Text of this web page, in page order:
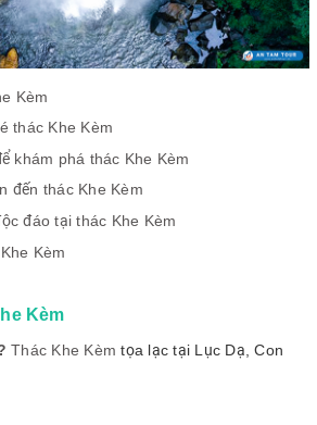
Kèm
thác Khe Kèm
khám phá thác Khe Kèm
đến thác Khe Kèm
đáo tại thác Khe Kèm
Kèm
Kèm
Thác Khe Kèm tọa lạc tại Lục Dạ, Con